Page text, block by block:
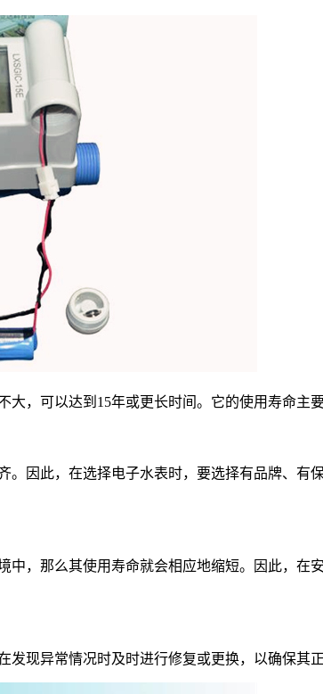
，可以达到15年或更长时间。它的使用寿命主
此，在选择电子水表时，要选择有品牌、有
那么其使用寿命就会相应地缩短。因此，在
异常情况时及时进行修复或更换，以确保其正